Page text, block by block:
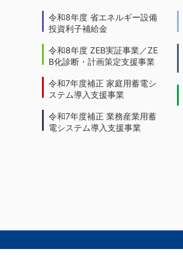
令和8年度 省エネルギー設備
投資利子補給金
令和8年度 ZEB実証事業／ZE
B化診断・計画策定支援事業
令和7年度補正 家庭用蓄電シ
ステム導入支援事業
令和7年度補正 業務産業用蓄
電システム導入支援事業